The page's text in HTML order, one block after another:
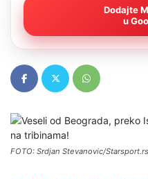
Dodajte
u
FOTO: Srdjan Stevanovic/